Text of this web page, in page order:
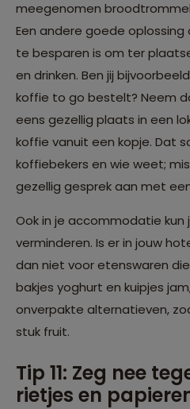
meegenomen
Een andere goede
te besparen is om ter
en drinken. Ben jij
koffie to go bestelt? Neem
eens gezellig plaats in een
koffie vanuit een kopje. Dat
koffiebekers en wie weet;
gezellig gesprek aan met
Ook in je accommodatie kun
verminderen. Is er in jouw
dan niet voor etenswaren
bakjes yoghurt en kuipjes
onverpakte alternatieven,
stuk fruit.
Tip 11: Zeg nee
rietjes en